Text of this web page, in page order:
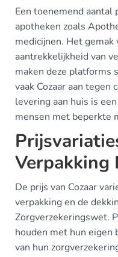
Een toenemend
apotheken zoals
medicijnen. Het
aantrekkelijkheid van
maken deze platforms
vaak Cozaar aan tegen
levering aan huis is
mensen met beperkte
Verpakking
De prijs van Cozaar
verpakking en de
Zorgverzekeringswet.
houden met hun eigen
van hun